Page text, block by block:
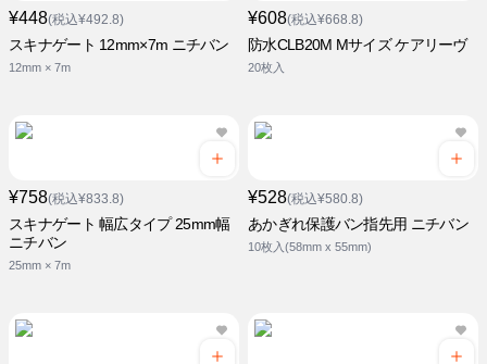
¥448(税込¥492.8)
スキナゲート 12mm×7m ニチバン
12mm × 7m
¥608(税込¥668.8)
防水CLB20M Mサイズ ケアリーヴ
20枚入
¥758(税込¥833.8)
スキナゲート 幅広タイプ 25mm幅
ニチバン
25mm × 7m
¥528(税込¥580.8)
あかぎれ保護バン指先用 ニチバン
10枚入(58mm x 55mm)